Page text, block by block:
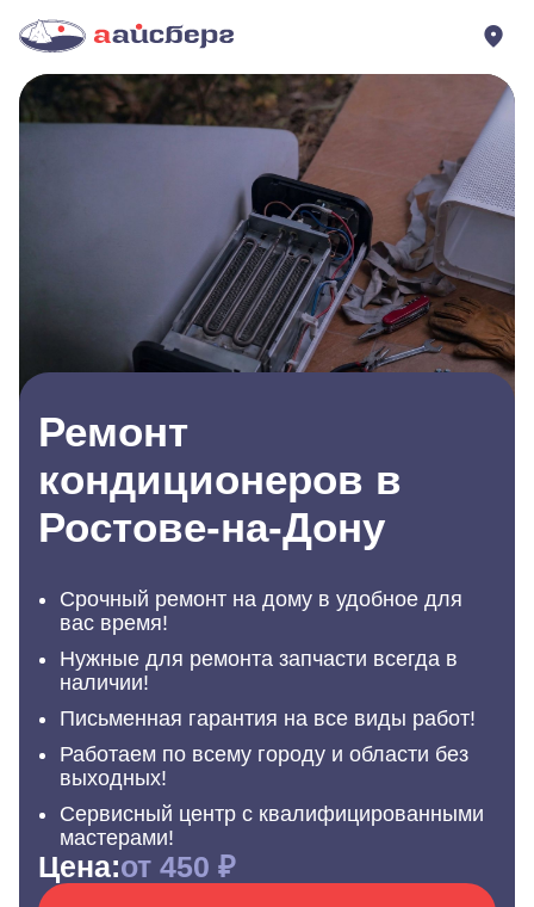
Ремонт
кондиционеров в
Ростове-на-Дону
Срочный ремонт на дому в удобное для
вас время!
Нужные для ремонта запчасти всегда в
наличии!
Письменная гарантия на все виды работ!
Работаем по всему городу и области без
выходных!
Сервисный центр с квалифицированными
мастерами!
Цена:от 450 ₽